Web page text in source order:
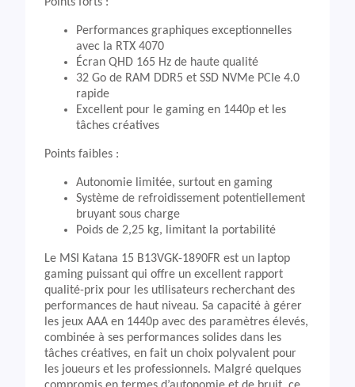
Performances graphiques exceptionnelles
avec la RTX 4070
Écran QHD 165 Hz de haute qualité
32 Go de RAM DDR5 et SSD NVMe PCIe 4.0
rapide
Excellent pour le gaming en 1440p et les
tâches créatives
Points faibles :
Autonomie limitée, surtout en gaming
Système de refroidissement potentiellement
bruyant sous charge
Poids de 2,25 kg, limitant la portabilité
Le MSI Katana 15 B13VGK-1890FR est un laptop
gaming puissant qui offre un excellent rapport
qualité-prix pour les utilisateurs recherchant des
performances de haut niveau. Sa capacité à gérer
les jeux AAA en 1440p avec des paramètres élevés,
combinée à ses performances solides dans les
tâches créatives, en fait un choix polyvalent pour
les joueurs et les professionnels. Malgré quelques